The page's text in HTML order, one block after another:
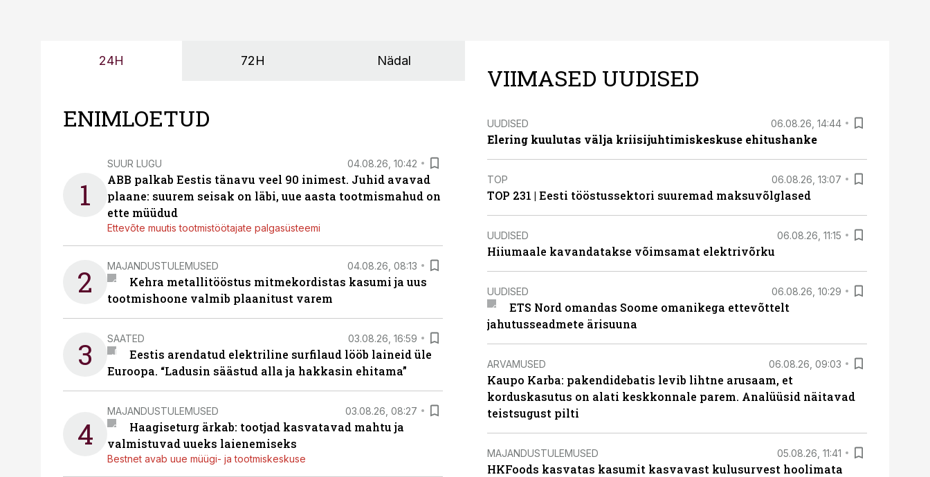
24H 72H Nädal
ENIMLOETUD
1
SUUR LUGU 04.08.26, 10:42
ABB palkab Eestis tänavu veel 90 inimest. Juhid avavad
plaane: suurem seisak on läbi, uue aasta tootmismahud on
ette müüdud
Ettevõte muutis tootmistöötajate palgasüsteemi
2 MAJANDUSTULEMUSED 04.08.26, 08:13
Kehra metallitööstus mitmekordistas kasumi ja uus
tootmishoone valmib plaanitust varem
3 SAATED 03.08.26, 16:59
Eestis arendatud elektriline surfilaud lööb laineid üle
Euroopa. “Ladusin säästud alla ja hakkasin ehitama”
4
MAJANDUSTULEMUSED 03.08.26, 08:27
Haagiseturg ärkab: tootjad kasvatavad mahtu ja
valmistuvad uueks laienemiseks
Bestnet avab uue müügi- ja tootmiskeskuse
VIIMASED UUDISED
UUDISED 06.08.26, 14:44
Elering kuulutas välja kriisijuhtimiskeskuse ehitushanke
TOP 06.08.26, 13:07
TOP 231 | Eesti tööstussektori suuremad maksuvõlglased
UUDISED 06.08.26, 11:15
Hiiumaale kavandatakse võimsamat elektrivõrku
UUDISED 06.08.26, 10:29
ETS Nord omandas Soome omanikega ettevõttelt
jahutusseadmete ärisuuna
ARVAMUSED 06.08.26, 09:03
Kaupo Karba: pakendidebatis levib lihtne arusaam, et
korduskasutus on alati keskkonnale parem. Analüüsid näitavad
teistsugust pilti
MAJANDUSTULEMUSED 05.08.26, 11:41
HKFoods kasvatas kasumit kasvavast kulusurvest hoolimata